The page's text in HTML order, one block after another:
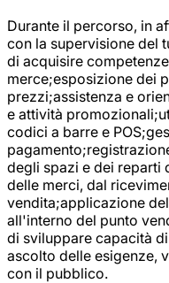
Durante il percorso, in
con la supervisione del
di acquisire
merce;esposizione dei
prezzi;assistenza e
e attività
codici a barre e
degli spazi e dei reparti
delle merci, dal
vendita;applicazione
all'interno del punto
di sviluppare capacità
ascolto delle esigenze,
con il pubblico.